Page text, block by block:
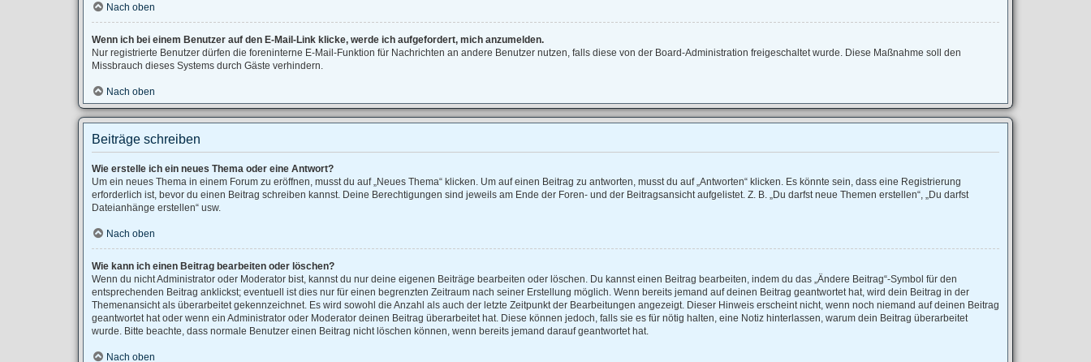
Nach oben
Wenn ich bei einem Benutzer auf den E-Mail-Link klicke, werde ich aufgefordert, mich anzumelden.
Nur registrierte Benutzer dürfen die foreninterne E-Mail-Funktion für Nachrichten an andere Benutzer nutzen, falls diese von der Board-Administration freigeschaltet wurde. Diese Maßnahme soll den
Missbrauch dieses Systems durch Gäste verhindern.
Nach oben
Beiträge schreiben
Wie erstelle ich ein neues Thema oder eine Antwort?
Um ein neues Thema in einem Forum zu eröffnen, musst du auf „Neues Thema“ klicken. Um auf einen Beitrag zu antworten, musst du auf „Antworten“ klicken. Es könnte sein, dass eine Registrierung
erforderlich ist, bevor du einen Beitrag schreiben kannst. Deine Berechtigungen sind jeweils am Ende der Foren- und der Beitragsansicht aufgelistet. Z. B. „Du darfst neue Themen erstellen“, „Du darfst
Dateianhänge erstellen“ usw.
Nach oben
Wie kann ich einen Beitrag bearbeiten oder löschen?
Wenn du nicht Administrator oder Moderator bist, kannst du nur deine eigenen Beiträge bearbeiten oder löschen. Du kannst einen Beitrag bearbeiten, indem du das „Ändere Beitrag“-Symbol für den
entsprechenden Beitrag anklickst; eventuell ist dies nur für einen begrenzten Zeitraum nach seiner Erstellung möglich. Wenn bereits jemand auf deinen Beitrag geantwortet hat, wird dein Beitrag in der
Themenansicht als überarbeitet gekennzeichnet. Es wird sowohl die Anzahl als auch der letzte Zeitpunkt der Bearbeitungen angezeigt. Dieser Hinweis erscheint nicht, wenn noch niemand auf deinen Beitrag
geantwortet hat oder wenn ein Administrator oder Moderator deinen Beitrag überarbeitet hat. Diese können jedoch, falls sie es für nötig halten, eine Notiz hinterlassen, warum dein Beitrag überarbeitet
wurde. Bitte beachte, dass normale Benutzer einen Beitrag nicht löschen können, wenn bereits jemand darauf geantwortet hat.
Nach oben